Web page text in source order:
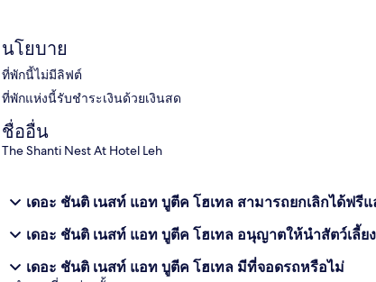
นโยบาย
ที่พักนี้ไม่มีลิฟต์
ที่พักแห่งนี้รับชำระเงินด้วยเงินสด
ชื่ออื่น
The Shanti Nest At Hotel Leh
เดอะ ชันติ เนสท์ แอท บูตีค โฮเทล สามารถยกเลิกได้ฟรี
เดอะ ชันติ เนสท์ แอท บูตีค โฮเทล อนุญาตให้นำสัตว์เลี้ย
เดอะ ชันติ เนสท์ แอท บูตีค โฮเทล มีที่จอดรถหรือไม่